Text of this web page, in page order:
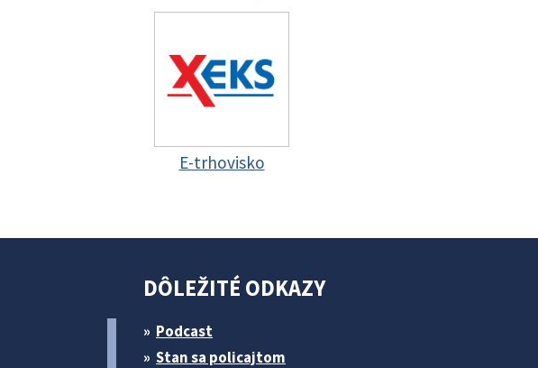
E-trhovisko
DÔLEŽITÉ ODKAZY
Podcast
Stan sa policajtom